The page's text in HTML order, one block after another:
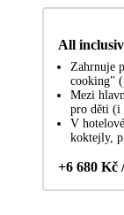
All
Zahrnuje
cooking"
Mezi
pro děti (i
V
koktejly,
+6 680 Kč